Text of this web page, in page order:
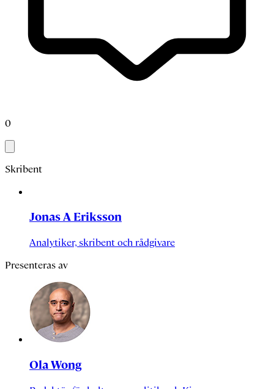
0
Skribent
Jonas A Eriksson
Analytiker, skribent och rådgivare
Presenteras av
Ola Wong